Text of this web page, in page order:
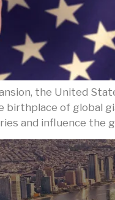
the United
birthplace of global
and influence the